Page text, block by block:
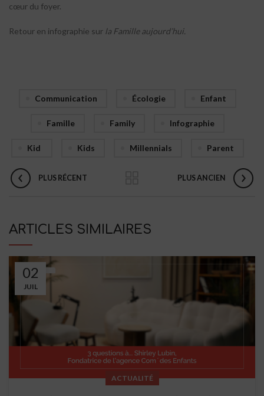
cœur du foyer.
Retour en infographie sur la Famille aujourd’hui.
Communication Écologie Enfant
Famille Family Infographie
Kid Kids Millennials Parent
PLUS RÉCENT PLUS ANCIEN
ARTICLES SIMILAIRES
02
JUIL
ACTUALITÉ